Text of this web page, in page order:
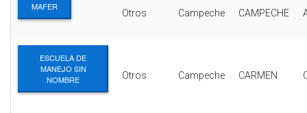
MAFER
Otros Campeche CAMPECHE
ESCUELA DE
MANEJO SIN
NOMBRE
Otros Campeche CARMEN